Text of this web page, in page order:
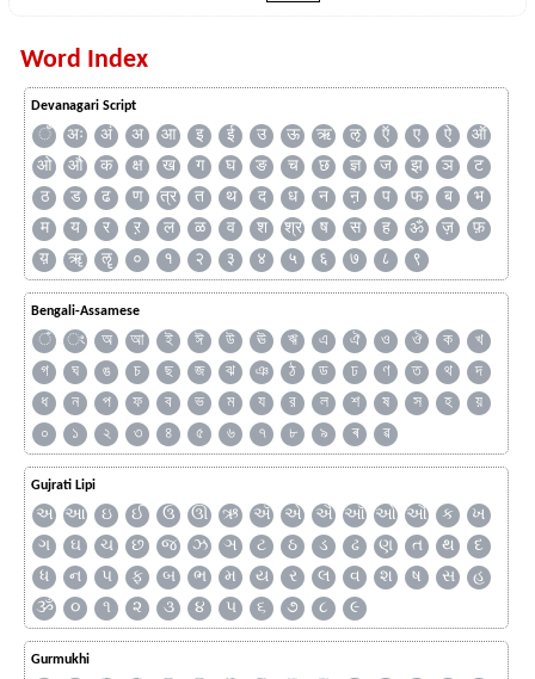
Word Index
Devanagari Script
ँ अः अं अ आ इ ई उ ऊ ऋ ऌ ऍ ए ऐ
ऑ
ओ
औ क क्ष ख ग घ ङ च छ ज्ञ ज झ ञ
ट
ठ
ड ढ ण त्र त थ द ध न ऩ प फ ब
भ
म
य र ऱ ल ळ व श श्र ष स ह ॐ ज़
फ़
य़
ॠ ॡ ० १ २ ३ ४ ५ ६ ७ ८ ९
Bengali-Assamese
ঁ ং অ আ ই ঈ উ ঊ ঋ এ ঐ ও ঔ ক
খ
গ
ঘ ঙ চ ছ জ ঝ ঞ ঠ ড ঢ ণ ত থ
দ
ধ
ন প ফ ব ভ ম য র ল শ ষ স হ
য়
০
১ ২ ৩ ৪ ৫ ৬ ৭ ৮ ৯ ৰ ৱ
Gujrati Lipi
અ આ ઇ ઈ ઉ ઊ ઋ ઍ એ ઐ ઑ ઓ ઔ ક
ખ
ગ
ઘ ચ છ જ ઝ ઞ ટ ઠ ડ ઢ ણ ત થ
દ
ધ
ન પ ફ બ ભ મ ય ર લ વ શ ષ સ
હ
ૐ
૦ ૧ ૨ ૩ ૪ ૫ ૬ ૭ ૮ ૯
Gurmukhi